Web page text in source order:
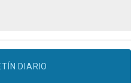
DIARIO